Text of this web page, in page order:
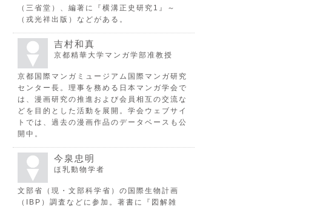
（三省堂）、編著に『横溝正史研究1』～
（戎光祥出版）などがある。
吉村和真
京都精華大学マンガ学部准教授
京都国際マンガミュージアム国際マンガ研究
センター長。理事を務める日本マンガ学会で
は、漫画研究の推進および会員相互の交流な
どを目的とした活動を展開。学会ウェブサイ
トでは、過去の漫画作品のデータベースも公
開中。
今泉忠明
ほ乳動物学者
文部省（現・文部科学省）の国際生物計画
（IBP）調査などに参加。著書に『図解雑